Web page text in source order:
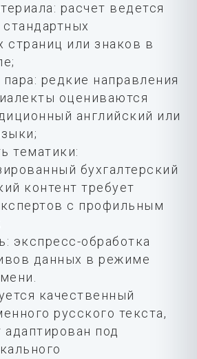
расчет ведется
страниц или знаков в
редкие направления
оцениваются
английский или
бухгалтерский
контент требует
с профильным
обработка
данных в режиме
качественный
русского текста,
под